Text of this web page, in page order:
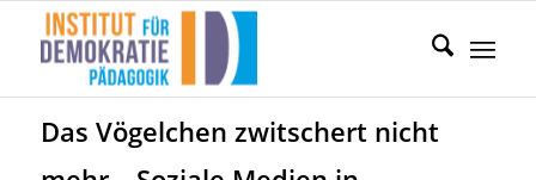
Das Vögelchen zwitschert nicht